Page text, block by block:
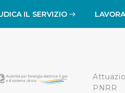
che l’Utente ha fornito
i singoli cookie
IL SERVIZIO
PNRR